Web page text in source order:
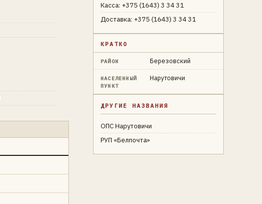
Касса: +375 (1643) 3 34 31
Доставка: +375 (1643) 3 34 31
КРАТКО
РАЙОН Березовский
НАСЕЛЕННЫЙ
ПУНКТ
Нарутовичи
ДРУГИЕ НАЗВАНИЯ
ОПС Нарутовичи
РУП «Белпочта»